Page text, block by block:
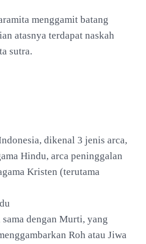
menggamit batang
atasnya terdapat naskah
sutra.
dikenal 3 jenis arca,
Hindu, arca peninggalan
Kristen (terutama
dengan Murti, yang
Roh atau Jiwa